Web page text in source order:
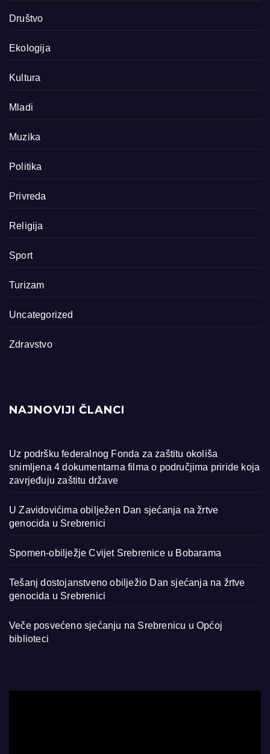
Društvo
Ekologija
Kultura
Mladi
Muzika
Politika
Privreda
Religija
Sport
Turizam
Uncategorized
Zdravstvo
NAJNOVIJI ČLANCI
Uz podršku federalnog Fonda za zaštitu okoliša
snimljena 4 dokumentarna filma o područjima priride koja
zavrjeđuju zaštitu države
U Zavidovićima obilježen Dan sjećanja na žrtve
genocida u Srebrenici
Spomen-obilježje Cvijet Srebrenice u Bobarama
Tešanj dostojanstveno obilježio Dan sjećanja na žrtve
genocida u Srebrenici
Veče posvećeno sjećanju na Srebrenicu u Općoj
biblioteci